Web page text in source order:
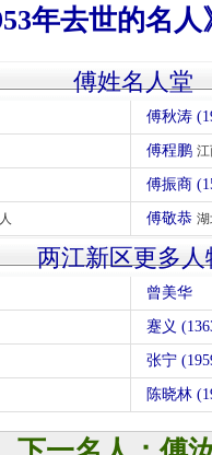
年去世的名人
傅姓名人堂
傅秋涛
傅程鹏
傅振商
傅敬恭
两江新区更多人
曾美华
蹇义
张宁
陈晓林